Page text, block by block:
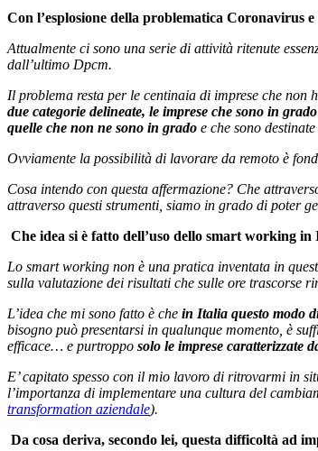
Con l’esplosione della problematica Coronavirus
Attualmente ci sono una serie di attività ritenute
dall’ultimo Dpcm.
Il problema resta per le centinaia di imprese che
due categorie delineate, le imprese che sono in
quelle che non ne sono in grado e che sono
Ovviamente la possibilità di lavorare da remoto è
Cosa intendo con questa affermazione? Che
attraverso questi strumenti, siamo in grado di poter
Che idea si è fatto dell’uso dello smart working
Lo smart working non è una pratica inventata in
sulla valutazione dei risultati che sulle ore trascorse
L’idea che mi sono fatto è che in Italia questo modo
bisogno può presentarsi in qualunque momento, è
efficace… e purtroppo solo le imprese caratterizzate
E’ capitato spesso con il mio lavoro di ritrovarmi in
l’importanza di implementare una cultura del
transformation aziendale).
Da cosa deriva, secondo lei, questa difficoltà ad